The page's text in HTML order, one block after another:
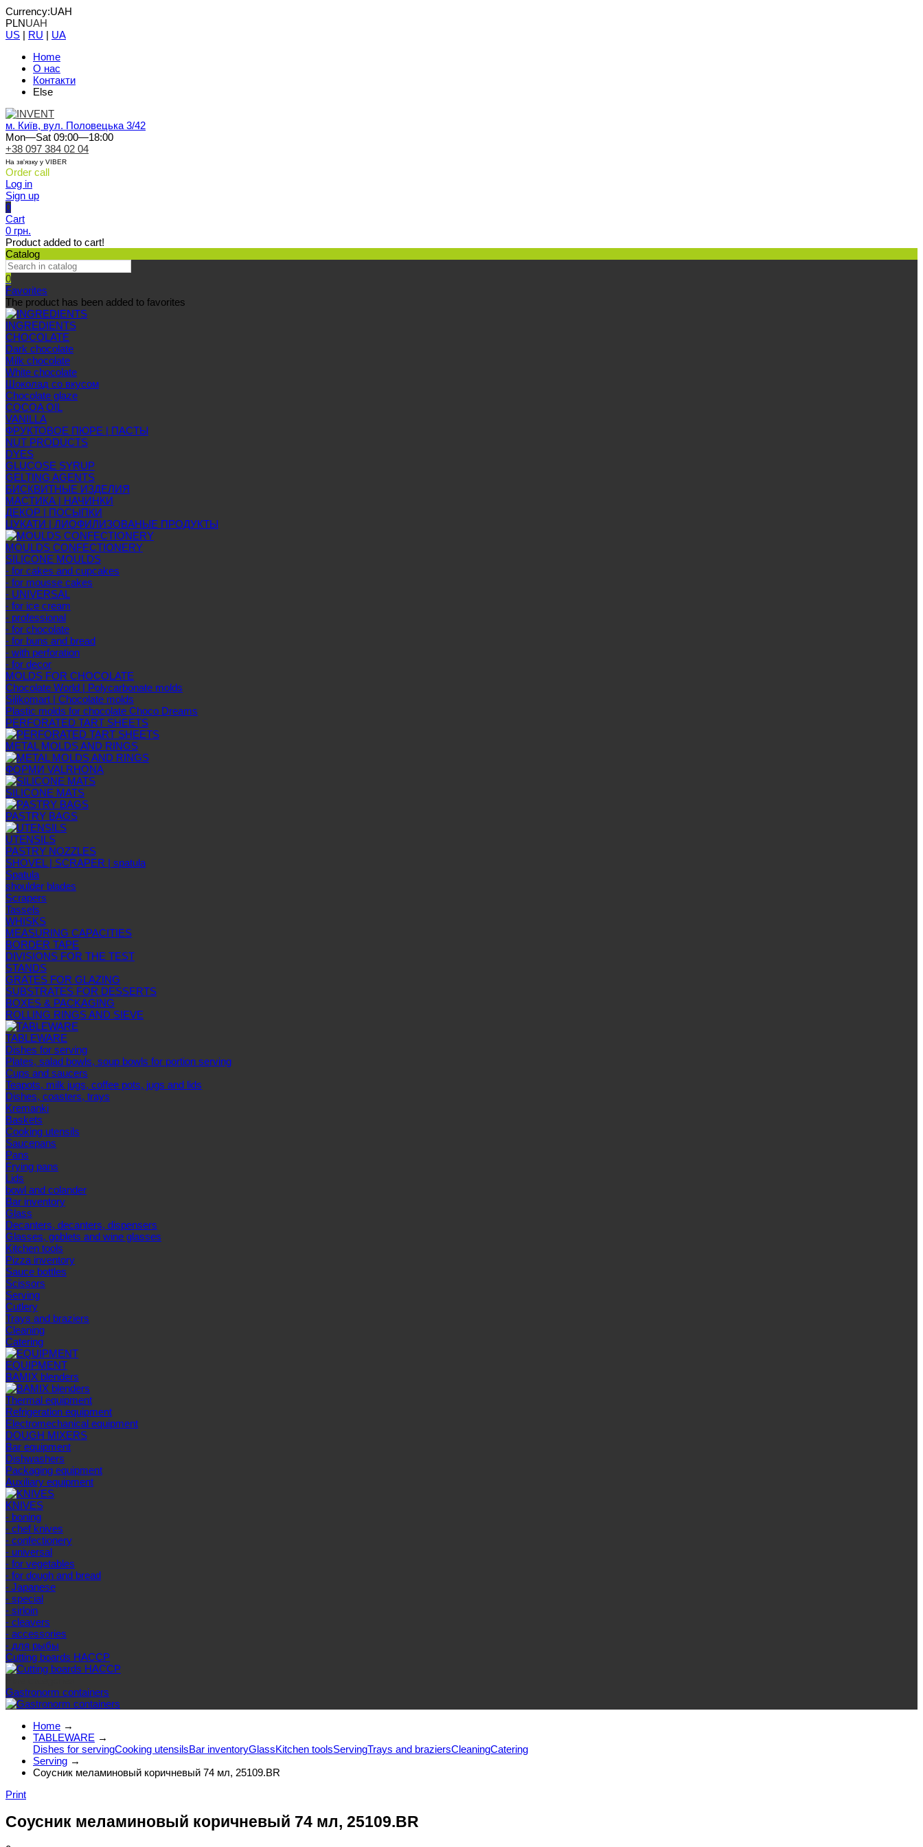
Currency:UAH
PLNUAH
US | RU | UA
Home
О нас
Контакти
Else
м. Київ, вул. Половецька 3/42
Mon—Sat 09:00—18:00
+38 097 384 02 04
На зв'язку у VIBER
Order call
Log in
Sign up
0
Cart
0 грн.
Product added to cart!
Catalog
0
Favorites
The product has been added to favorites
INGREDIENTS
CHOCOLATE
Dark chocolate
Milk chocolate
White chocolate
Шоколад со вкусом
Chocolate glaze
COCOA OIL
VANILLA
ФРУКТОВОЕ ПЮРЕ | ПАСТЫ
NUT PRODUCTS
DYES
GLUCOSE SYRUP
GELTING AGENTS
БИСКВИТНЫЕ ИЗДЕЛИЯ
МАСТИКА | НАЧИНКИ
ДЕКОР | ПОСЫПКИ
ЦУКАТИ | ЛИОФИЛИЗОВАНЫЕ ПРОДУКТЫ
MOULDS CONFECTIONERY
SILICONE MOULDS
- for cakes and cupcakes
- for mousse cakes
- UNIVERSAL
- for ice cream
- professional
- for chocolate
- for buns and bread
- with perforation
- for decor
MOLDS FOR CHOCOLATE
Chocolate World | Polycarbonate molds
Silikomart | Chocolate molds
Plastic molds for chocolate Choco Dreams
PERFORATED TART SHEETS
METAL MOLDS AND RINGS
ФОРМИ VALRHONA
SILICONE MATS
PASTRY BAGS
UTENSILS
PASTRY NOZZLES
SHOVEL | SCRAPER | spatula
Spatula
shoulder blades
Scrapers
Tassels
WHISKS
MEASURING CAPACITIES
BORDER TAPE
DIVISIONS FOR THE TEST
STANDS
GRATES FOR GLAZING
SUBSTRATES FOR DESSERTS
BOXES & PACKAGING
ROLLING RINGS AND SIEVE
TABLEWARE
Dishes for serving
Plates, salad bowls, soup bowls for portion serving
Cups and saucers
Teapots, milk jugs, coffee pots, jugs and lids
Dishes, coasters, trays
Kremanki
Baskets
Cooking utensils
Saucepans
Pans
Frying pans
Lids
bowl and colander
Bar inventory
Glass
Decanters, decanters, dispensers
Glasses, goblets and wine glasses
Kitchen tools
Pizza inventory
Sauce bottles
Scissors
Serving
Cutlery
Trays and braziers
Сleaning
Catering
EQUIPMENT
BAMIX blenders
Thermal equipment
Refrigeration equipment
Electromechanical equipment
DOUGH MIXERS
Bar equipment
Dishwashers
Packaging equipment
Auxiliary equipment
KNIVES
- boning
- chef knives
- confectionery
- universal
- for vegetables
- for dough and bread
- Japanese
- special
- sirloin
- cleavers
- accessories
- для рыбы
Cutting boards HACCP
Gastronorm containers
Home →
TABLEWARE →
Dishes for servingCooking utensilsBar inventoryGlassKitchen toolsServingTrays and braziersСleaningCatering
Serving →
Соусник меламиновый коричневый 74 мл, 25109.BR
Print
Соусник меламиновый коричневый 74 мл, 25109.BR